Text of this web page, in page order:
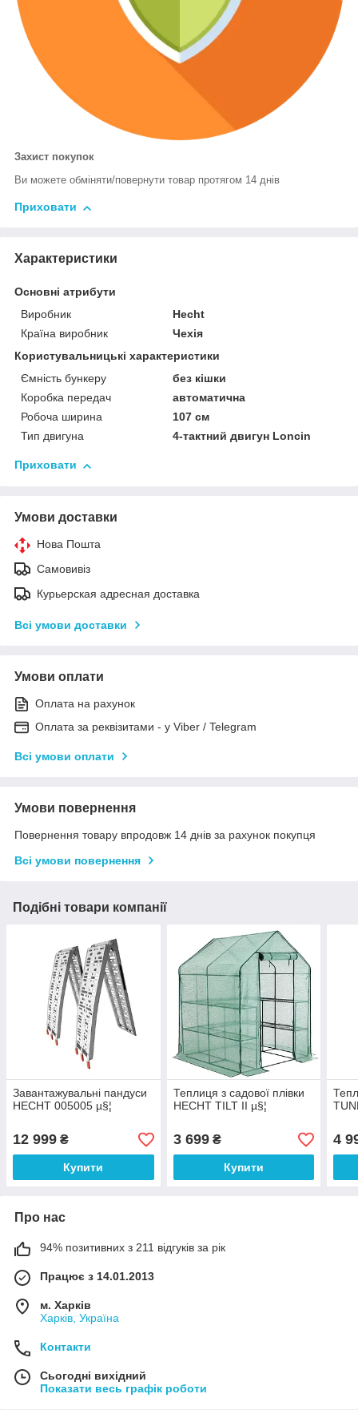
Захист покупок
Ви можете обміняти/повернути товар протягом 14 днів
Приховати
Характеристики
Основні атрибути
Виробник
Hecht
Країна виробник
Чехія
Користувальницькі характеристики
Ємність бункеру
без кішки
Коробка передач
автоматична
Робоча ширина
107 см
Тип двигуна
4-тактний двигун Loncin
Приховати
Умови доставки
Нова Пошта
Самовивіз
Курьерская адресная доставка
Всі умови доставки
Умови оплати
Оплата на рахунок
Оплата за реквізитами - у Viber / Telegram
Всі умови оплати
Умови повернення
Повернення товару впродовж 14 днів за рахунок покупця
Всі умови повернення
Подібні товари компанії
Завантажувальні пандуси
HECHT 005005 µ§¦
12 999 ₴
Купити
Теплиця з садової плівки
HECHT TILT II µ§¦
3 699₴
Купити
4
Про нас
94% позитивних з 211 відгуків за рік
Працює з 14.01.2013
м. Харків
Харків, Україна
Контакти
Сьогодні вихідний
Показати весь графік роботи